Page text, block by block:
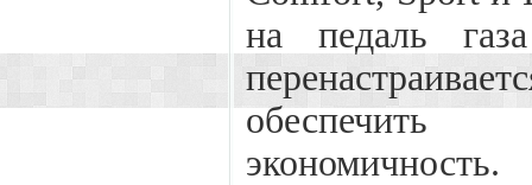
на педаль
экономичность.